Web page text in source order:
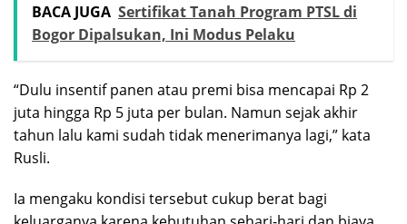
BACA JUGA Sertifikat Tanah Program PTSL di
Bogor Dipalsukan, Ini Modus Pelaku
“Dulu insentif panen atau premi bisa mencapai Rp 2
juta hingga Rp 5 juta per bulan. Namun sejak akhir
tahun lalu kami sudah tidak menerimanya lagi,” kata
Rusli.
Ia mengaku kondisi tersebut cukup berat bagi